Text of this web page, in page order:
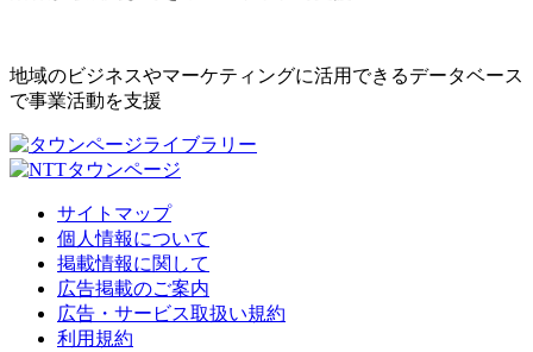
地域のビジネスやマーケティングに活用できるデータベース
で事業活動を支援
サイトマップ
個人情報について
掲載情報に関して
広告掲載のご案内
広告・サービス取扱い規約
利用規約